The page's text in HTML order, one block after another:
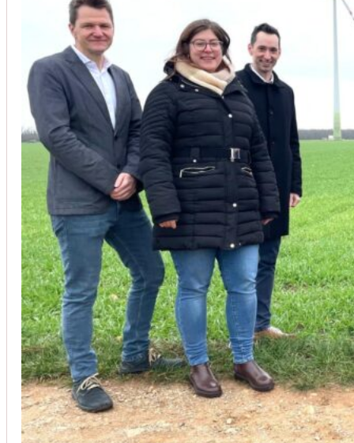
Unsere Kunden vertrauen auf unsere langjährige Erfahrung und
Christoph Windisch
aus unseren Google-Bewertungen
Vom Anbot bis zur Fertigstellung alles rasch und
(Umbau) wurde besprochen und problemlos gelöst.
Johanna Koe
aus unseren Google-Bewertungen
Sehr freundlich! Hat alles super geklappt!